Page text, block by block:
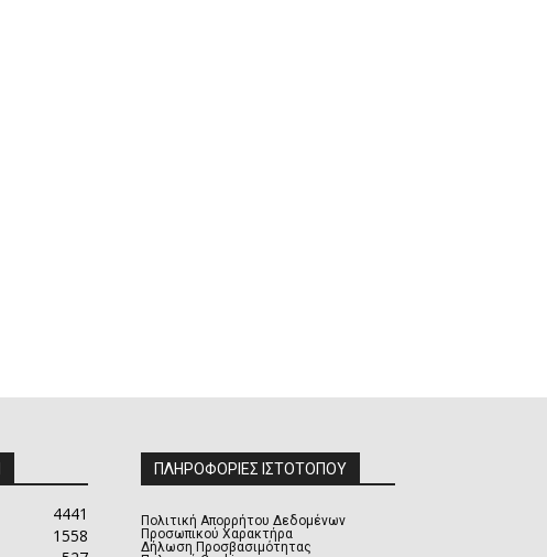
4441
1558
ΠΛΗΡΟΦΟΡΙΕΣ ΙΣΤΟΤΟΠΟΥ
Πολιτική Απορρήτου Δεδομένων
Προσωπικού Χαρακτήρα
Δήλωση Προσβασιμότητας